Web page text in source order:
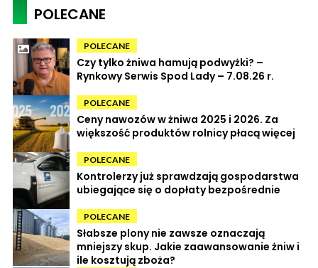
POLECANE
POLECANE
Czy tylko żniwa hamują podwyżki? –
Rynkowy Serwis Spod Lady – 7.08.26 r.
POLECANE
Ceny nawozów w żniwa 2025 i 2026. Za
większość produktów rolnicy płacą więcej
POLECANE
Kontrolerzy już sprawdzają gospodarstwa
ubiegające się o dopłaty bezpośrednie
POLECANE
Słabsze plony nie zawsze oznaczają
mniejszy skup. Jakie zaawansowanie żniw i
ile kosztują zboża?